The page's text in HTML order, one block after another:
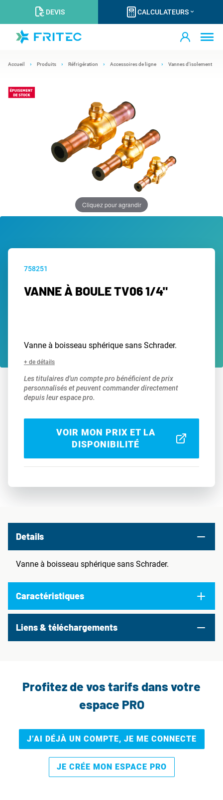
DEVIS CALCULATEURS
Accueil Produits Réfrigération Accessoires de ligne Vannes d'isolement
Cliquez pour agrandir
758251
VANNE À BOULE TV06 1/4"
Vanne à boisseau sphérique sans Schrader.
+ de détails
Les titulaires d'un compte pro bénéficient de prix
personnalisés et peuvent commander directement
depuis leur espace pro.
VOIR MON PRIX ET LA
DISPONIBILITÉ
Details
Vanne à boisseau sphérique sans Schrader.
Caractéristiques
Liens & téléchargements
Profitez de vos tarifs dans votre
espace PRO
J’AI DÉJÀ UN COMPTE, JE ME CONNECTE
JE CRÉE MON ESPACE PRO